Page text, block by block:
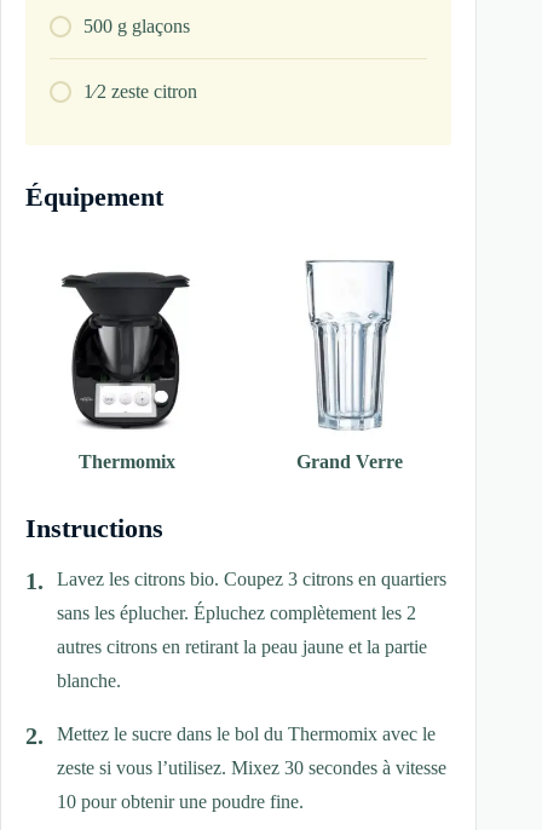
500 g glaçons
1⁄2 zeste citron
Équipement
Thermomix Grand Verre
Instructions
Lavez les citrons bio. Coupez 3 citrons en quartiers
sans les éplucher. Épluchez complètement les 2
autres citrons en retirant la peau jaune et la partie
blanche.
Mettez le sucre dans le bol du Thermomix avec le
zeste si vous l’utilisez. Mixez 30 secondes à vitesse
10 pour obtenir une poudre fine.